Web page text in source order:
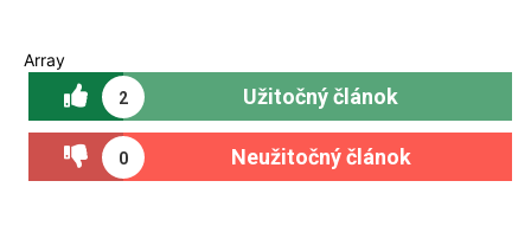
Array
2 Užitočný článok
0 Neužitočný článok